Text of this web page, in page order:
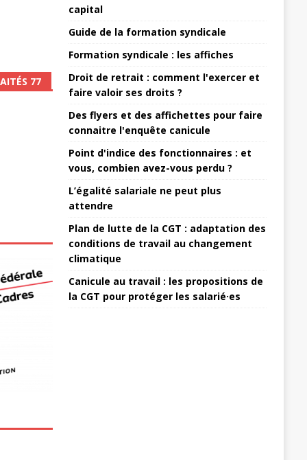
77
capital
Guide de la formation syndicale
Formation syndicale : les affiches
Droit de retrait : comment l'exercer et
faire valoir ses droits ?
Des flyers et des affichettes pour faire
connaitre l'enquête canicule
Point d'indice des fonctionnaires : et
vous, combien avez-vous perdu ?
L’égalité salariale ne peut plus
attendre
Plan de lutte de la CGT : adaptation des
conditions de travail au changement
climatique
Canicule au travail : les propositions de
la CGT pour protéger les salarié·es